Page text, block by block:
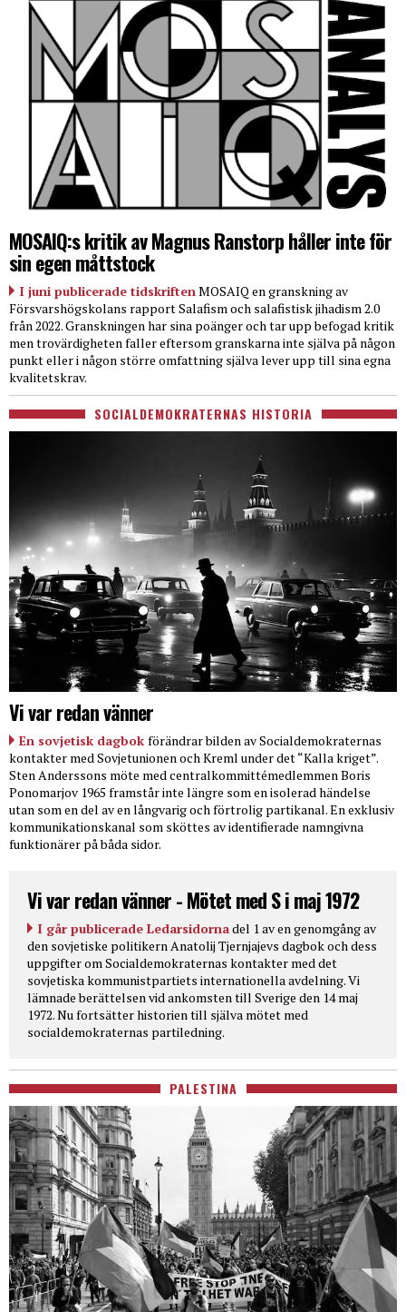
MOSAIQ:s kritik av Magnus Ranstorp håller inte för
sin egen måttstock
I juni publicerade tidskriften MOSAIQ en granskning av
Försvarshögskolans rapport Salafism och salafistisk jihadism 2.0
från 2022. Granskningen har sina poänger och tar upp befogad kritik
men trovärdigheten faller eftersom granskarna inte själva på någon
punkt eller i någon större omfattning själva lever upp till sina egna
kvalitetskrav.
SOCIALDEMOKRATERNAS HISTORIA
Vi var redan vänner
En sovjetisk dagbok förändrar bilden av Socialdemokraternas
kontakter med Sovjetunionen och Kreml under det “Kalla kriget”.
Sten Anderssons möte med centralkommittémedlemmen Boris
Ponomarjov 1965 framstår inte längre som en isolerad händelse
utan som en del av en långvarig och förtrolig partikanal. En exklusiv
kommunikationskanal som sköttes av identifierade namngivna
funktionärer på båda sidor.
Vi var redan vänner - Mötet med S i maj 1972
I går publicerade Ledarsidornadel 1 av en genomgång av
den sovjetiske politikern Anatolij Tjernjajevs dagbok och dess
uppgifter om Socialdemokraternas kontakter med det
sovjetiska kommunistpartiets internationella avdelning. Vi
lämnade berättelsen vid ankomsten till Sverige den 14 maj
1972. Nu fortsätter historien till själva mötet med
socialdemokraternas partiledning.
PALESTINA